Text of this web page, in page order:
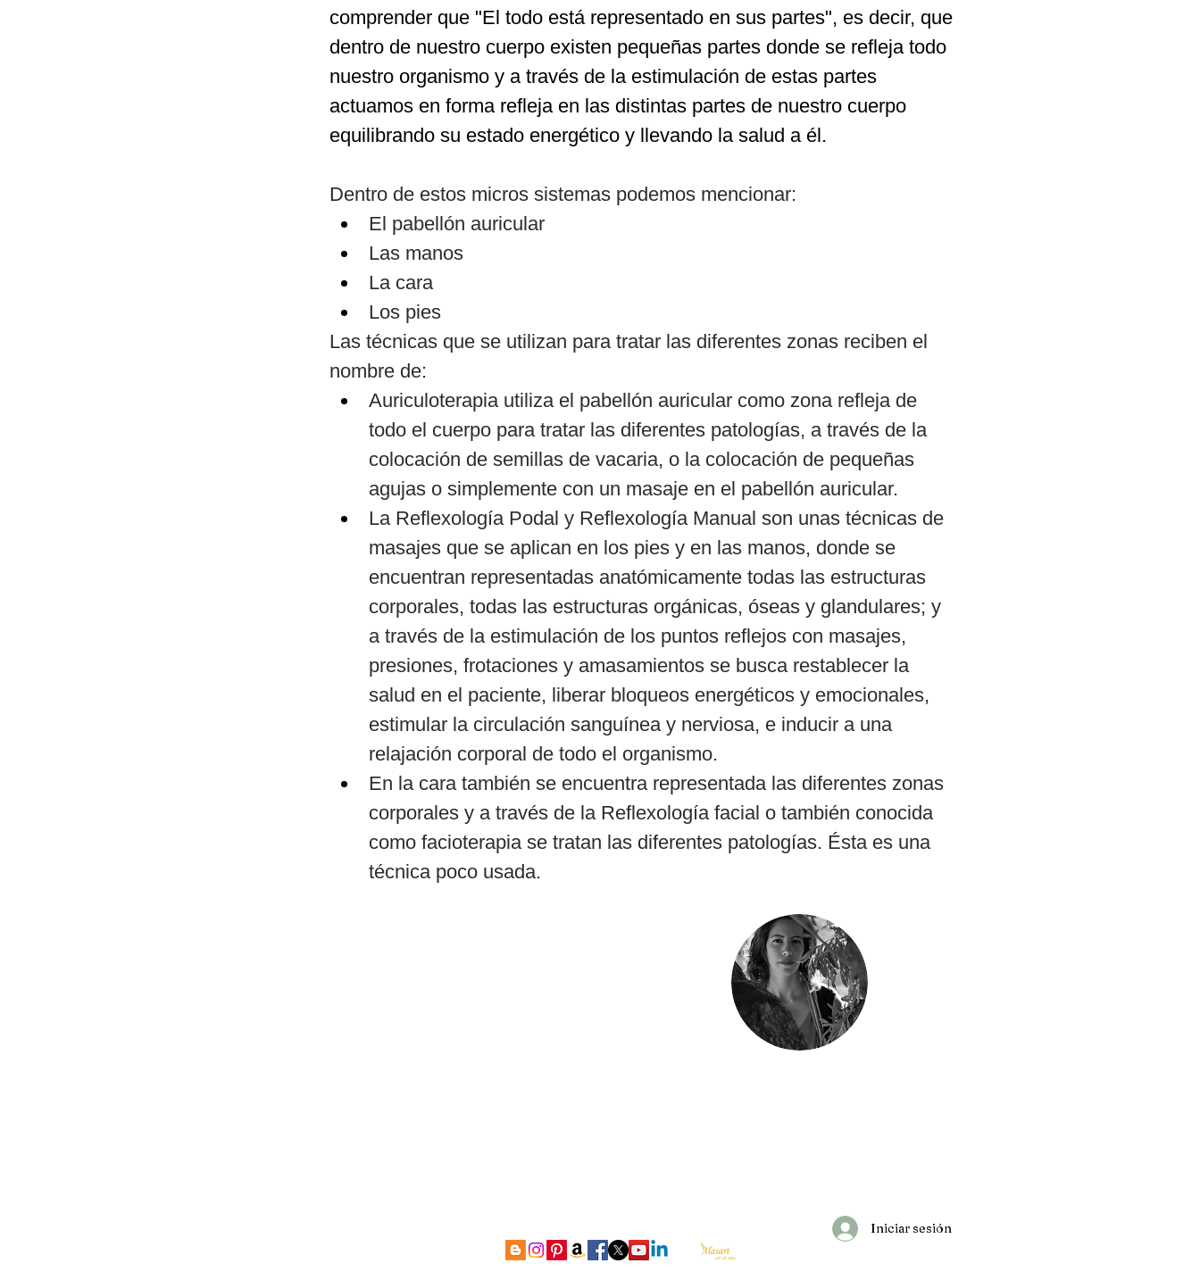
comprender que "El todo está representado en sus partes", es decir, que
dentro de nuestro cuerpo existen pequeñas partes donde se refleja todo
nuestro organismo y a través de la estimulación de estas partes
actuamos en forma refleja en las distintas partes de nuestro cuerpo
equilibrando su estado energético y llevando la salud a él.
Dentro de estos micros sistemas podemos mencionar:
El pabellón auricular
Las manos
La cara
Los pies
Las técnicas que se utilizan para tratar las diferentes zonas reciben el
nombre de:
Auriculoterapia utiliza el pabellón auricular como zona refleja de
todo el cuerpo para tratar las diferentes patologías, a través de la
colocación de semillas de vacaria, o la colocación de pequeñas
agujas o simplemente con un masaje en el pabellón auricular.
La Reflexología Podal y Reflexología Manual son unas técnicas de
masajes que se aplican en los pies y en las manos, donde se
encuentran representadas anatómicamente todas las estructuras
corporales, todas las estructuras orgánicas, óseas y glandulares; y
a través de la estimulación de los puntos reflejos con masajes,
presiones, frotaciones y amasamientos se busca restablecer la
salud en el paciente, liberar bloqueos energéticos y emocionales,
estimular la circulación sanguínea y nerviosa, e inducir a una
relajación corporal de todo el organismo.
En la cara también se encuentra representada las diferentes zonas
corporales y a través de la Reflexología facial o también conocida
como facioterapia se tratan las diferentes patologías. Ésta es una
técnica poco usada.
Iniciar sesión